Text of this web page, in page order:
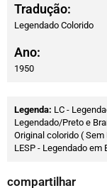
Tradução:
Legendado Colorido
Ano:
1950
Legenda: LC -
Legendado/Preto e
Original colorido (
LESP - Legendado em
compartilhar